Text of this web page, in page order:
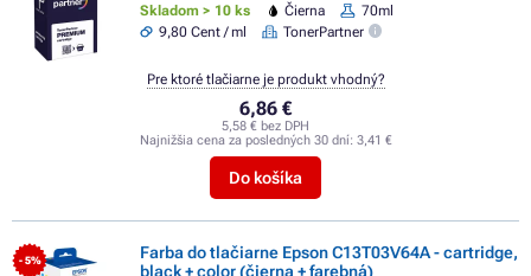
Skladom > 10 ks Čierna
70ml
9,80 Cent / ml
TonerPartner
6,86 €
5,58 € bez DPH
Najnižšia cena za posledných 30 dní: 3,41 €
Do košíka
Pre ktoré tlačiarne je produkt vhodný?
- 5%
Farba do tlačiarne Epson C13T03V64A - cartridge,
black + color (čierna + farebná)